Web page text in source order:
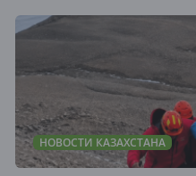
НОВОСТИ КАЗАХСТАНА